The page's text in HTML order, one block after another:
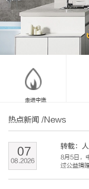
走进中燃
热点新闻 /News
转载：
8月5日，
过公益捐
08.2026
07